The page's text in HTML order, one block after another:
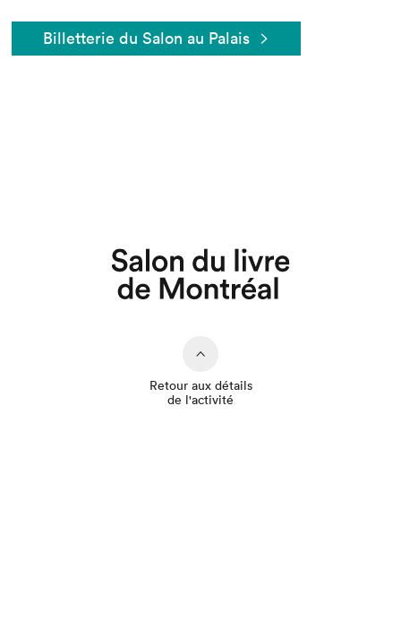
Billetterie du Salon au Palais
Retour aux détails
de l'activité